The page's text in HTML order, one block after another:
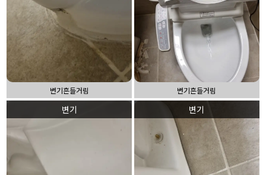
변기흔들거림 변기흔들거림
변기 변기